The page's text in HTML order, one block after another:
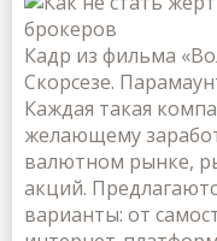
Кадр из фильма
Скорсезе.
Каждая такая
желающему
валютном рынке,
акций.
варианты: от